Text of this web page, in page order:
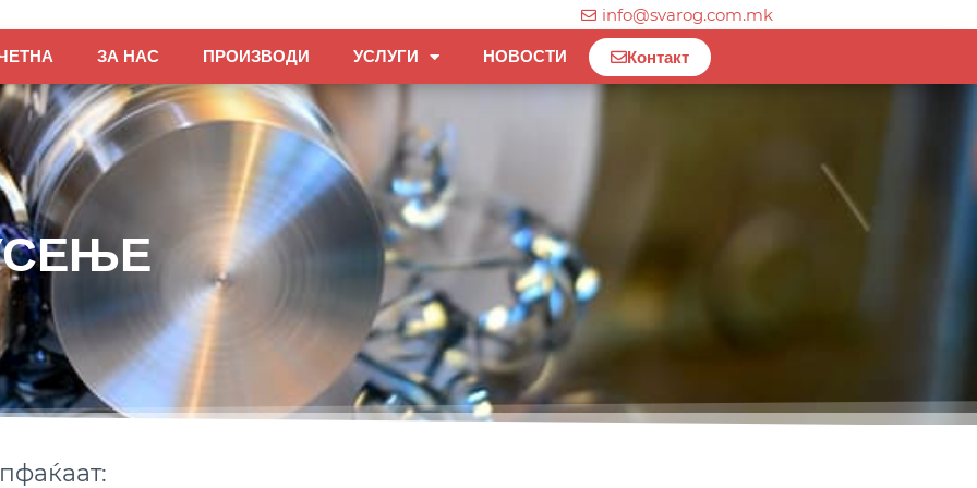
info@svarog.com.mk
ЗА НАС ПРОИЗВОДИ УСЛУГИ НОВОСТИ Контакт